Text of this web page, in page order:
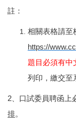
註：
相關表格請至
https://
題目必須有中
列印，繳交至
2 、口試委員聘函上
排。